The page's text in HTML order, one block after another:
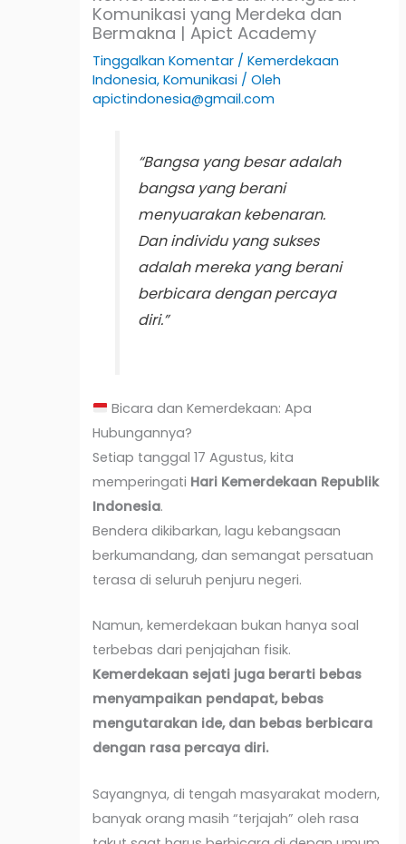
Komunikasi yang Merdeka dan
Bermakna | Apict Academy
Tinggalkan Komentar /Kemerdekaan
Indonesia,Komunikasi / Oleh
apictindonesia@gmail.com
“Bangsa yang besar adalah
bangsa yang berani
menyuarakan kebenaran.
Dan individu yang sukses
adalah mereka yang berani
berbicara dengan percaya
diri.”
Bicara dan Kemerdekaan: Apa
Hubungannya?
Setiap tanggal 17 Agustus, kita
memperingati Hari Kemerdekaan Republik
Indonesia.
Bendera dikibarkan, lagu kebangsaan
berkumandang, dan semangat persatuan
terasa di seluruh penjuru negeri.
Namun, kemerdekaan bukan hanya soal
terbebas dari penjajahan fisik.
Kemerdekaan sejati juga berarti bebas
menyampaikan pendapat, bebas
mengutarakan ide, dan bebas berbicara
dengan rasa percaya diri.
Sayangnya, di tengah masyarakat modern,
banyak orang masih “terjajah” oleh rasa